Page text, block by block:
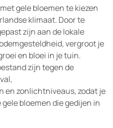
gele bloemen te kiezen
klimaat. Door te
zijn aan de lokale
vergroot je
en bloei in je tuin.
zijn tegen de
zonlichtniveaus, zodat je
bloemen die gedijen in